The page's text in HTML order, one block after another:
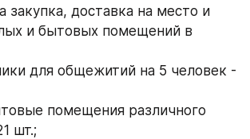
закупка, доставка на место и
и бытовых помещений в
для общежитий на 5 человек -
помещения различного
шт.;